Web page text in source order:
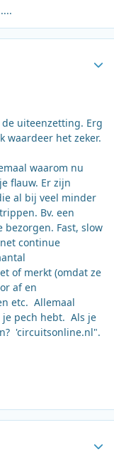
uiteenzetting. Erg
waardeer het zeker.
waarom nu
flauw. Er zijn
al bij veel minder
Bv. een
Fast, slow
continue
of merkt (omdat ze
af en
etc. Allemaal
pech hebt. Als je
'circuitsonline.nl".